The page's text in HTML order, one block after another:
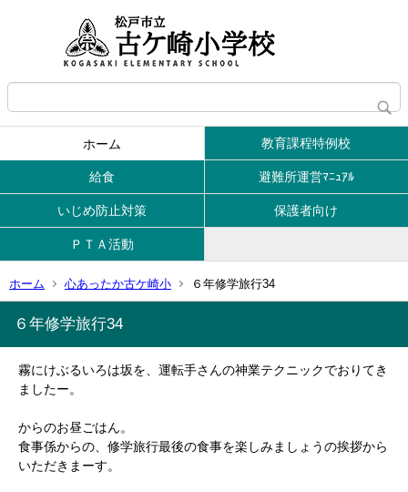
ホーム 教育課程特例校
給食 避難所運営ﾏﾆｭｱﾙ
いじめ防止対策 保護者向け
ＰＴＡ活動
ホーム 心あったか古ケ崎小 ６年修学旅行34
６年修学旅行34
霧にけぶるいろは坂を、運転手さんの神業テクニックでおりてき
ましたー。
からのお昼ごはん。
食事係からの、修学旅行最後の食事を楽しみましょうの挨拶から
いただきまーす。